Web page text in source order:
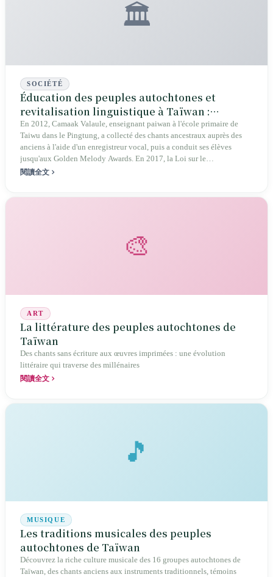
🏛️
SOCIÉTÉ
Éducation des peuples autochtones et
revitalisation linguistique à Taïwan :
protégés à l'école primaire, abandonnés au
collège
En 2012, Camaak Valaule, enseignant paiwan à l'école primaire de
Taiwu dans le Pingtung, a collecté des chants ancestraux auprès des
anciens à l'aide d'un enregistreur vocal, puis a conduit ses élèves
jusqu'aux Golden Melody Awards. En 2017, la Loi sur le
développement des langues autochtones a élevé les langues tribales au
scolarisation brut des étudiants autochtones en enseignement
supérieur n'est que de 56,3 %, soit 35,3 points de pourcentage de
閱讀全文
🎨
ART
La littérature des peuples autochtones de
Taïwan
Des chants sans écriture aux œuvres imprimées : une évolution
littéraire qui traverse des millénaires
閱讀全文
🎵
MUSIQUE
Les traditions musicales des peuples
autochtones de Taïwan
Découvrez la riche culture musicale des 16 groupes autochtones de
Taïwan, des chants anciens aux instruments traditionnels, témoins